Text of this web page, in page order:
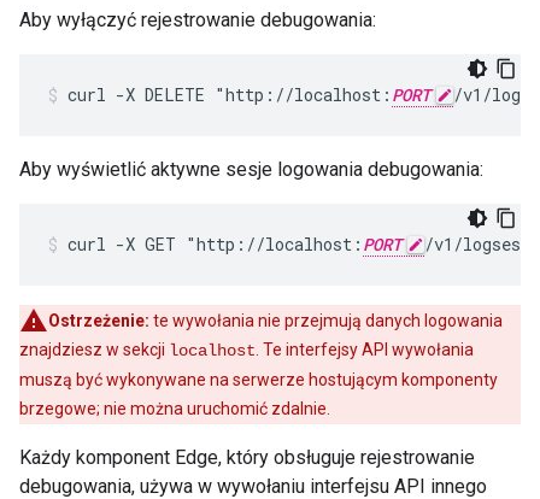
Aby wyłączyć rejestrowanie debugowania:
curl -X DELETE "http://localhost: PORT /v1/
Aby wyświetlić aktywne sesje logowania debugowania:
curl -X GET "http://localhost: PORT /v1/
Ostrzeżenie: te wywołania nie przejmują danych logowania
znajdziesz w sekcji localhost . Te interfejsy API wywołania
muszą być wykonywane na serwerze hostującym komponenty
brzegowe; nie można uruchomić zdalnie.
Każdy komponent Edge, który obsługuje rejestrowanie
debugowania, używa w wywołaniu interfejsu API innego